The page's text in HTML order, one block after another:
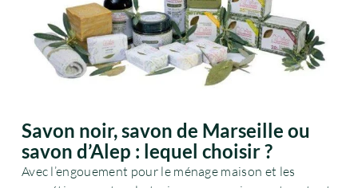
Savon noir, savon de Marseille ou
savon d’Alep : lequel choisir ?
Avec l’engouement pour le ménage maison et les